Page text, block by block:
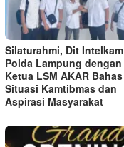
Silaturahmi, Dit Intelkam
Polda Lampung dengan
Ketua LSM AKAR Bahas
Situasi Kamtibmas dan
Aspirasi Masyarakat